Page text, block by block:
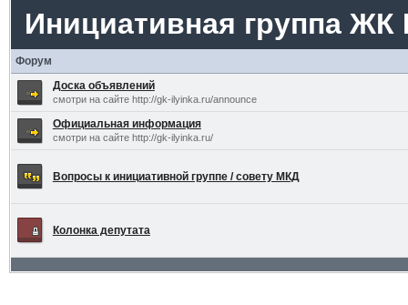
Инициативная группа ЖК
Форум
Доска объявлений
смотри на сайте http://gk-ilyinka.ru/announce
Официальная информация
смотри на сайте http://gk-ilyinka.ru/
Вопросы к инициативной группе / совету МКД
Колонка депутата